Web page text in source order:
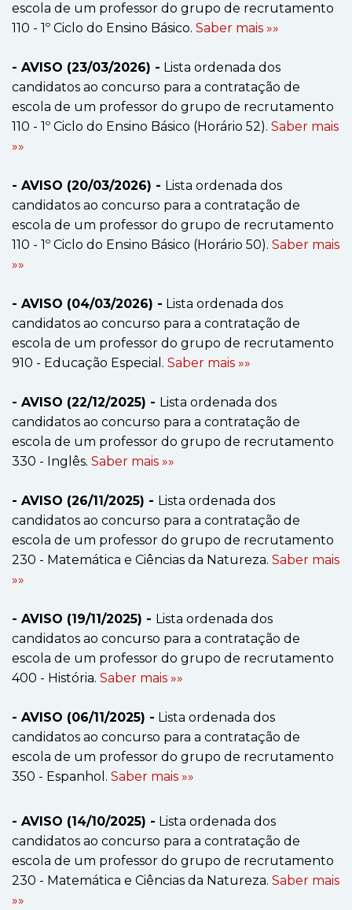
escola de um professor do grupo de recrutamento
110 - 1º Ciclo do Ensino Básico. Saber mais »»
- AVISO (23/03/2026) - Lista ordenada dos
candidatos ao concurso para a contratação de
escola de um professor do grupo de recrutamento
110 - 1º Ciclo do Ensino Básico (Horário 52). Saber mais
»»
- AVISO (20/03/2026) - Lista ordenada dos
candidatos ao concurso para a contratação de
escola de um professor do grupo de recrutamento
110 - 1º Ciclo do Ensino Básico (Horário 50). Saber mais
»»
- AVISO (04/03/2026) - Lista ordenada dos
candidatos ao concurso para a contratação de
escola de um professor do grupo de recrutamento
910 - Educação Especial. Saber mais »»
- AVISO (22/12/2025) - Lista ordenada dos
candidatos ao concurso para a contratação de
escola de um professor do grupo de recrutamento
330 - Inglês. Saber mais »»
- AVISO (26/11/2025) - Lista ordenada dos
candidatos ao concurso para a contratação de
escola de um professor do grupo de recrutamento
230 - Matemática e Ciências da Natureza. Saber mais
»»
- AVISO (19/11/2025) - Lista ordenada dos
candidatos ao concurso para a contratação de
escola de um professor do grupo de recrutamento
400 - História. Saber mais »»
- AVISO (06/11/2025) - Lista ordenada dos
candidatos ao concurso para a contratação de
escola de um professor do grupo de recrutamento
350 - Espanhol. Saber mais »»
- AVISO (14/10/2025) - Lista ordenada dos
candidatos ao concurso para a contratação de
escola de um professor do grupo de recrutamento
230 - Matemática e Ciências da Natureza. Saber mais
»»